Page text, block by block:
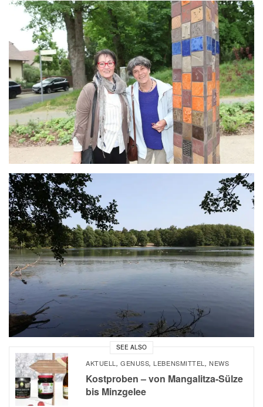
SEE ALSO
AKTUELL, GENUSS, LEBENSMITTEL,NEWS
Kostproben – von Mangalitza-Sülze
bis Minzgelee